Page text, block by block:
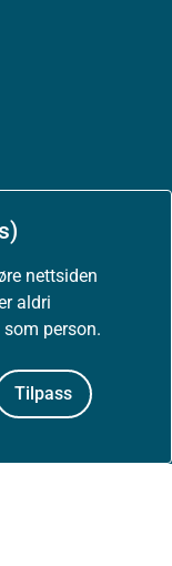
nettsiden
aldri
person.
Tilpass